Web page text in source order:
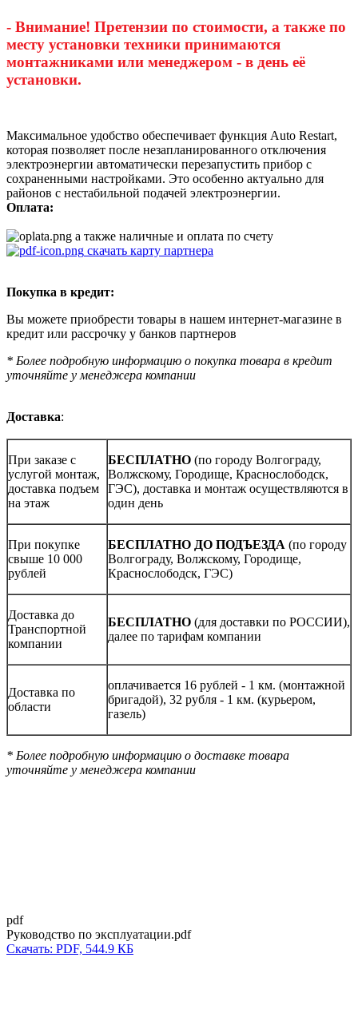
- Внимание! Претензии по стоимости, а также по
месту установки техники принимаются
монтажниками или менеджером - в день её
установки.
Максимальное удобство обеспечивает функция Auto Restart,
которая позволяет после незапланированного отключения
электроэнергии автоматически перезапустить прибор с
сохраненными настройками. Это особенно актуально для
районов с нестабильной подачей электроэнергии.
Оплата:
а также наличные и оплата по счету
скачать карту партнера
Покупка в кредит:
Вы можете приобрести товары в нашем интернет-магазине в
кредит или рассрочку у банков партнеров
* Более подробную информацию о покупка товара в кредит
уточняйте у менеджера компании
Доставка:
При заказе с
услугой монтаж,
доставка подъем
на этаж
БЕСПЛАТНО (по городу Волгограду,
Волжскому, Городище, Краснослободск,
ГЭС), доставка и монтаж осуществляются в
один день
При покупке
свыше 10 000
рублей
БЕСПЛАТНО ДО ПОДЪЕЗДА (по городу
Волгограду, Волжскому, Городище,
Краснослободск, ГЭС)
Доставка до
Транспортной
компании
БЕСПЛАТНО (для доставки по РОССИИ),
далее по тарифам компании
Доставка по
области
оплачивается 16 рублей - 1 км. (монтажной
бригадой), 32 рубля - 1 км. (курьером,
газель)
* Более подробную информацию о доставке товара
уточняйте у менеджера компании
pdf
Руководство по эксплуатации.pdf
Скачать: PDF, 544.9 КБ